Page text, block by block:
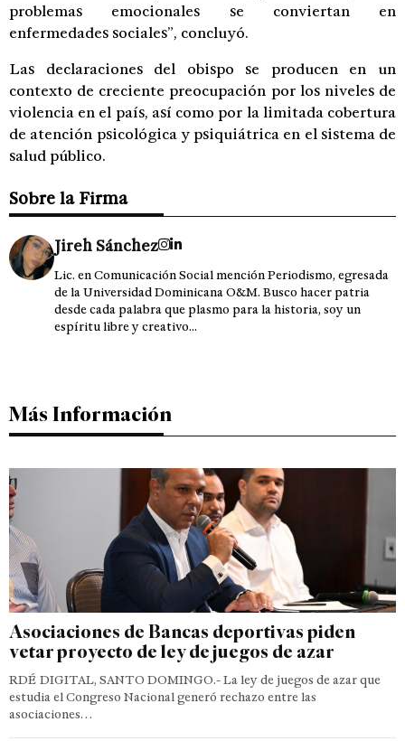
problemas emocionales se conviertan en
enfermedades sociales”, concluyó.
Las declaraciones del obispo se producen en un
contexto de creciente preocupación por los niveles de
violencia en el país, así como por la limitada cobertura
de atención psicológica y psiquiátrica en el sistema de
salud público.
Sobre la Firma
Jireh Sánchez
Lic. en Comunicación Social mención Periodismo, egresada
de la Universidad Dominicana O&M. Busco hacer patria
desde cada palabra que plasmo para la historia, soy un
espíritu libre y creativo...
Más Información
Asociaciones de Bancas deportivas piden
vetar proyecto de ley de juegos de azar
RDÉ DIGITAL, SANTO DOMINGO.- La ley de juegos de azar que
estudia el Congreso Nacional generó rechazo entre las
asociaciones…